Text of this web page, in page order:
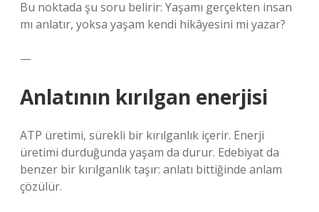
Bu noktada şu soru belirir: Yaşamı gerçekten insan
mı anlatır, yoksa yaşam kendi hikâyesini mi yazar?
—
Anlatının kırılgan enerjisi
ATP üretimi, sürekli bir kırılganlık içerir. Enerji
üretimi durduğunda yaşam da durur. Edebiyat da
benzer bir kırılganlık taşır: anlatı bittiğinde anlam
çözülür.